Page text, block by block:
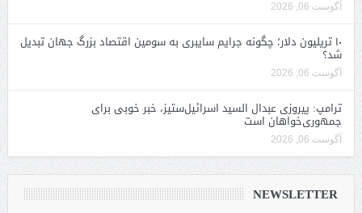
آگوست 06, 2026
۱۰ تریلیون دلار؛ چگونه جرایم سایبری به سومین اقتصاد بزرگ جهان تبدیل
شد؟
آگوست 06, 2026
ترامپ: پیروزی عبدال السید اسرائیل‌ستیز، خبر خوبی برای
جمهوری‌خواهان است
آگوست 06, 2026
NEWSLETTER